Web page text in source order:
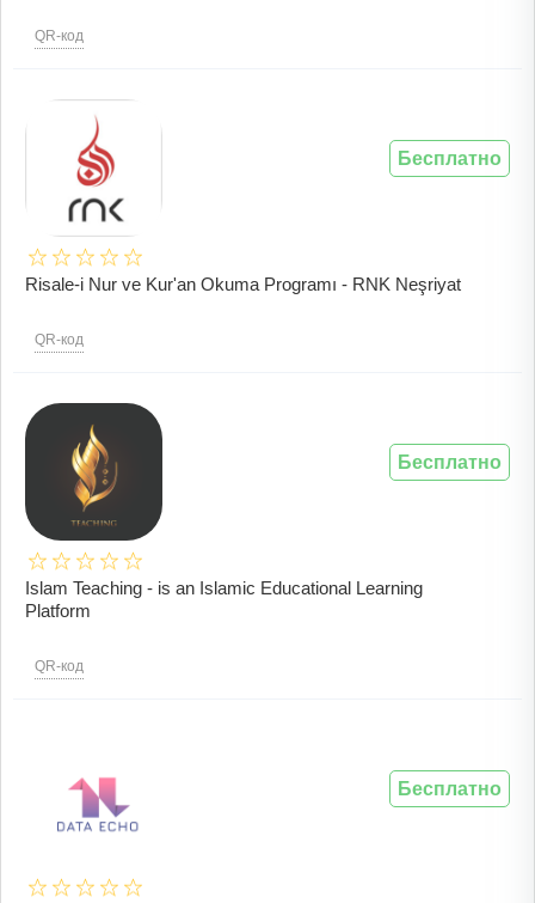
QR-код
Risale-i Nur ve Kur'an Okuma Programı - RNK Neşriyat
QR-код
Бесплатно
Islam Teaching - is an Islamic Educational Learning
Platform
QR-код
Бесплатно
Бесплатно